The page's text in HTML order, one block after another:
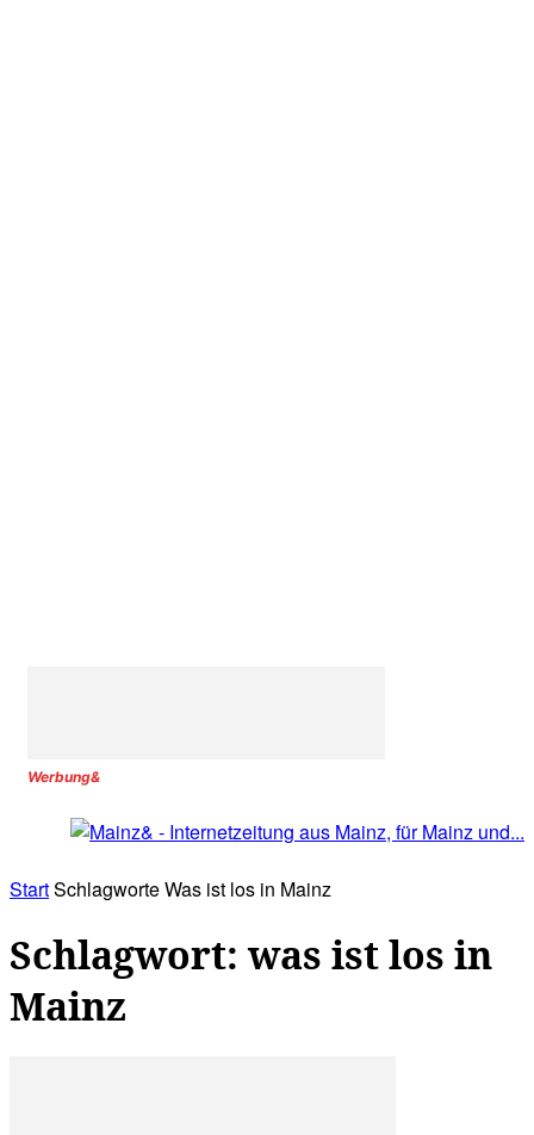
Werbung&
StartSchlagworteWas ist los in Mainz
Schlagwort: was ist los in
Mainz